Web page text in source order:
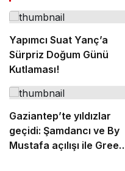
Yapımcı Suat Yanç’a
Sürpriz Doğum Günü
Kutlaması!
Gaziantep’te yıldızlar
geçidi: Şamdancı ve By
Mustafa açılışı ile Green